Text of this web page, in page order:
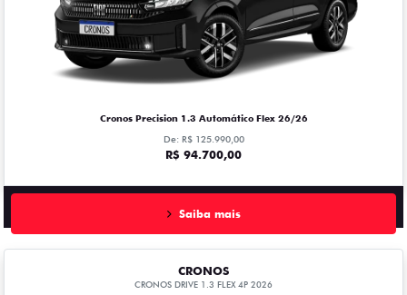
Cronos Precision 1.3 Automático Flex 26/26
De: R$ 125.990,00
R$ 94.700,00
Saiba mais
CRONOS
CRONOS DRIVE 1.3 FLEX 4P 2026